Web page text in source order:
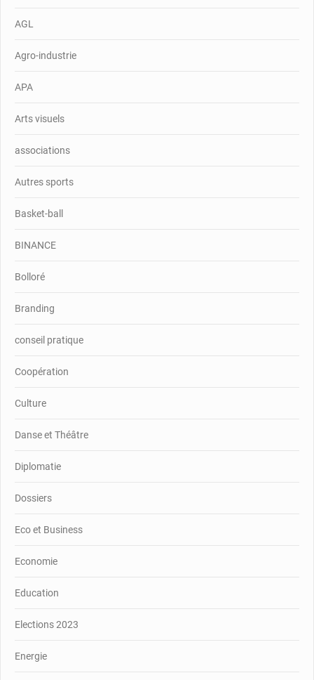
AGL
Agro-industrie
APA
Arts visuels
associations
Autres sports
Basket-ball
BINANCE
Bolloré
Branding
conseil pratique
Coopération
Culture
Danse et Théâtre
Diplomatie
Dossiers
Eco et Business
Economie
Education
Elections 2023
Energie